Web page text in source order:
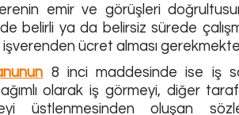
emir ve görüşleri
belirli ya da belirsiz sürede
işverenden ücret alması
8 inci maddesinde ise iş
olarak iş görmeyi, diğer
üstlenmesinden oluşan